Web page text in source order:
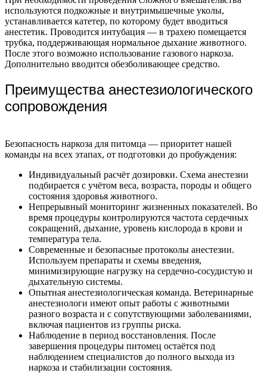
используются подкожные и внутримышечные уколы,
устанавливается катетер, по которому будет вводиться
анестетик. Проводится интубация — в трахею помещается
трубка, поддерживающая нормальное дыхание животного.
После этого возможно использование газового наркоза.
Дополнительно вводится обезболивающее средство.
Преимущества анестезиологического
сопровождения
Безопасность наркоза для питомца — приоритет нашей
команды на всех этапах, от подготовки до пробуждения:
Индивидуальный расчёт дозировки. Схема анестезии
подбирается с учётом веса, возраста, породы и общего
состояния здоровья животного.
Непрерывный мониторинг жизненных показателей. Во
время процедуры контролируются частота сердечных
сокращений, дыхание, уровень кислорода в крови и
температура тела.
Современные и безопасные протоколы анестезии.
Используем препараты и схемы введения,
минимизирующие нагрузку на сердечно-сосудистую и
дыхательную системы.
Опытная анестезиологическая команда. Ветеринарные
анестезиологи имеют опыт работы с животными
разного возраста и с сопутствующими заболеваниями,
включая пациентов из группы риска.
Наблюдение в период восстановления. После
завершения процедуры питомец остаётся под
наблюдением специалистов до полного выхода из
наркоза и стабилизации состояния.